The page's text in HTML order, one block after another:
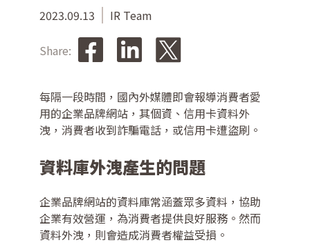
產業方案
最新消息
聯絡我們
2023.09.13 IR Team
Share:
每隔一段時間，國內外媒體即會報導消費者愛
用的企業品牌網站，其個資、信用卡資料外
洩，消費者收到詐騙電話，或信用卡遭盜刷。
資料庫外洩產生的問題
企業品牌網站的資料庫常涵蓋眾多資料，協助
企業有效營運，為消費者提供良好服務。然而
資料外洩，則會造成消費者權益受損。